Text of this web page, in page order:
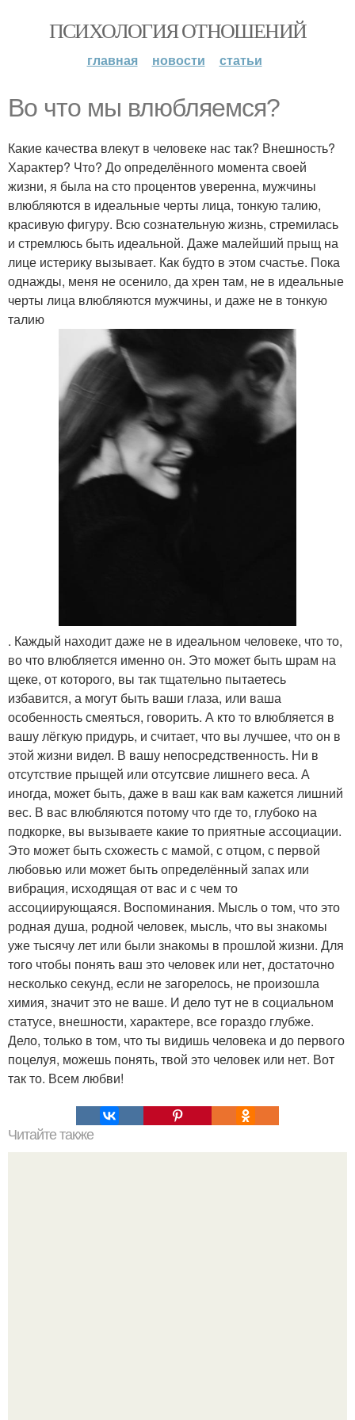
ПСИХОЛОГИЯ ОТНОШЕНИЙ
главная новости статьи
Во что мы влюбляемся?
Какие качества влекут в человеке нас так? Внешность?
Характер? Что? До определённого момента своей
жизни, я была на сто процентов уверенна, мужчины
влюбляются в идеальные черты лица, тонкую талию,
красивую фигуру. Всю сознательную жизнь, стремилась
и стремлюсь быть идеальной. Даже малейший прыщ на
лице истерику вызывает. Как будто в этом счастье. Пока
однажды, меня не осенило, да хрен там, не в идеальные
черты лица влюбляются мужчины, и даже не в тонкую
талию
. Каждый находит даже не в идеальном человеке, что то,
во что влюбляется именно он. Это может быть шрам на
щеке, от которого, вы так тщательно пытаетесь
избавится, а могут быть ваши глаза, или ваша
особенность смеяться, говорить. А кто то влюбляется в
вашу лёгкую придурь, и считает, что вы лучшее, что он в
этой жизни видел. В вашу непосредственность. Ни в
отсутствие прыщей или отсутсвие лишнего веса. А
иногда, может быть, даже в ваш как вам кажется лишний
вес. В вас влюбляются потому что где то, глубоко на
подкорке, вы вызываете какие то приятные ассоциации.
Это может быть схожесть с мамой, с отцом, с первой
любовью или может быть определённый запах или
вибрация, исходящая от вас и с чем то
ассоциирующаяся. Воспоминания. Мысль о том, что это
родная душа, родной человек, мысль, что вы знакомы
уже тысячу лет или были знакомы в прошлой жизни. Для
того чтобы понять ваш это человек или нет, достаточно
несколько секунд, если не загорелось, не произошла
химия, значит это не ваше. И дело тут не в социальном
статусе, внешности, характере, все гораздо глубже.
Дело, только в том, что ты видишь человека и до первого
поцелуя, можешь понять, твой это человек или нет. Вот
так то. Всем любви!
Читайте также